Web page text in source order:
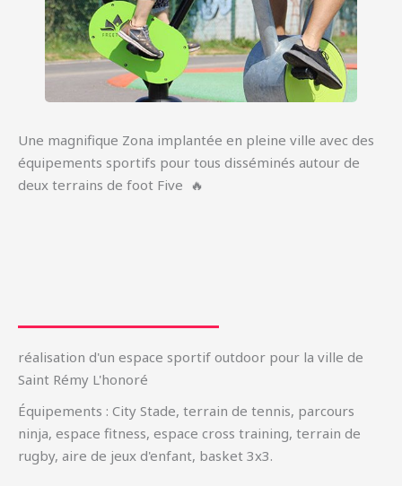
Une magnifique Zona implantée en pleine ville avec des
équipements sportifs pour tous disséminés autour de
deux terrains de foot Five 🔥
réalisation d'un espace sportif outdoor pour la ville de
Saint Rémy L'honoré
Équipements : City Stade, terrain de tennis, parcours
ninja, espace fitness, espace cross training, terrain de
rugby, aire de jeux d'enfant, basket 3x3.